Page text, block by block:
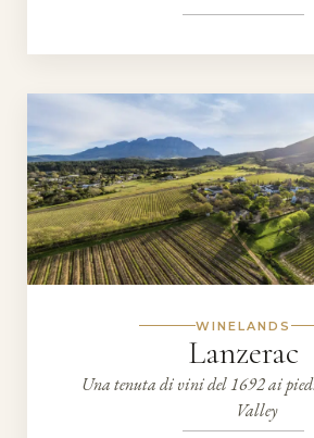
WINELANDS
Lanzerac
Una tenuta di vini del 1692 ai
Valley